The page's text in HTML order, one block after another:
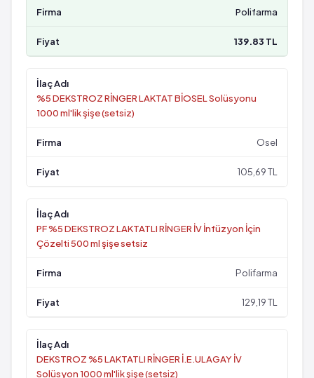
Polifarma
139.83 TL
%5 DEKSTROZ RİNGER LAKTAT BİOSEL Solüsyonu
1000 ml'lik şişe (setsiz)
Osel
105,69 TL
PF %5 DEKSTROZ LAKTATLI RİNGER İV İnfüzyon İçin
Çözelti 500 ml şişe setsiz
Polifarma
129,19 TL
DEKSTROZ %5 LAKTATLI RİNGER İ.E.ULAGAY İV
Solüsyon 1000 ml'lik şişe (setsiz)